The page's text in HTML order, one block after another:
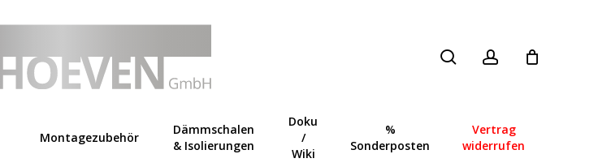
Montagezubehör
Dämmschalen
& Isolierungen
Doku
/
Wiki
%
Sonderposten
Vertrag
widerrufen